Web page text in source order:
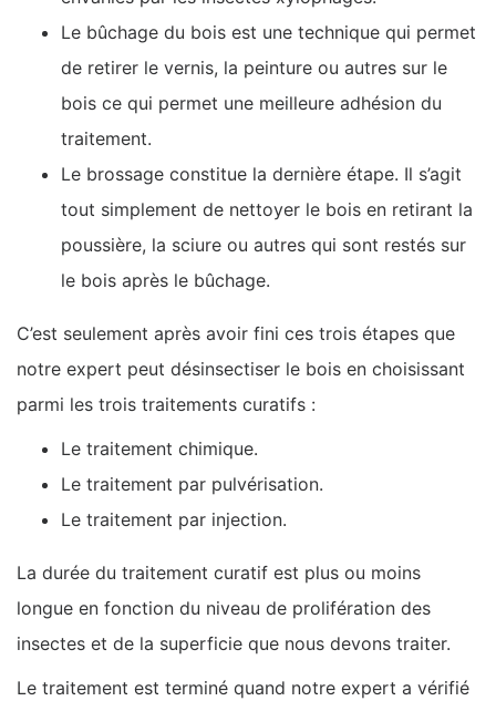
Le bûchage du bois est une technique qui permet
de retirer le vernis, la peinture ou autres sur le
bois ce qui permet une meilleure adhésion du
traitement.
Le brossage constitue la dernière étape. Il s’agit
tout simplement de nettoyer le bois en retirant la
poussière, la sciure ou autres qui sont restés sur
le bois après le bûchage.
C’est seulement après avoir fini ces trois étapes que
notre expert peut désinsectiser le bois en choisissant
parmi les trois traitements curatifs :
Le traitement chimique.
Le traitement par pulvérisation.
Le traitement par injection.
La durée du traitement curatif est plus ou moins
longue en fonction du niveau de prolifération des
insectes et de la superficie que nous devons traiter.
Le traitement est terminé quand notre expert a vérifié